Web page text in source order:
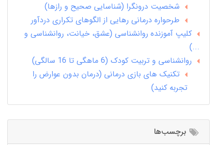
شخصیت درونگرا (شناسایی صحیح و رازها)
طرحواره درمانی رهایی از الگوهای تکراری دردآور
کلیپ آموزنده روانشناسی (عشق، خیانت، روانشناسی و
...)
روانشناسی و تربیت کودک (6 ماهگی تا 16 سالگی)
تکنیک های بازی درمانی (درمان بدون عوارض را
تجربه کنید)
برچسب‌ها